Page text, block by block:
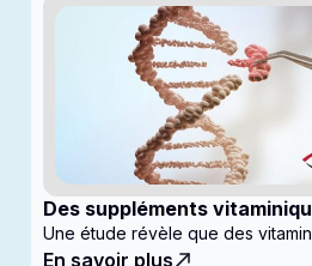
Des suppléments
ralentir la progression du
Une étude révèle que des
En savoir plus